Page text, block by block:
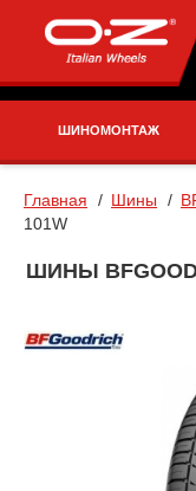
ШИНОМОНТАЖ
Главная Шины
101W
ШИНЫ